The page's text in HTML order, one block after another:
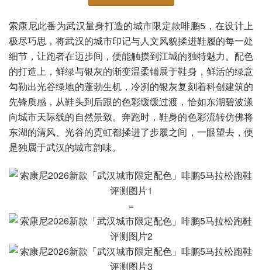
索康尼此番为武汉量身打造的城市限定款啡鹏5，在设计上
极尽巧思，将武汉的城市印记与人文风貌揉进鞋履的每一处
细节，让跑者在迈步间，便能触摸到江城的独特魅力。配色
的打造上，鲜绿与银灰的渐变温柔铺展于鞋身，鲜活的绿意
勾勒出光谷绿地的蓬勃生机，冷冽的银灰复刻着科创建筑的
先锋质感，从鞋头到后跟的色彩缓缓过渡，恰如东湖碧波漾
向城市天际线的自然景致。奔跑时，鞋身的色彩流转仿佛将
东湖的清风、光谷的霓虹都揉进了步履之间，一眼望去，便
是独属于武汉的城市韵味。
=